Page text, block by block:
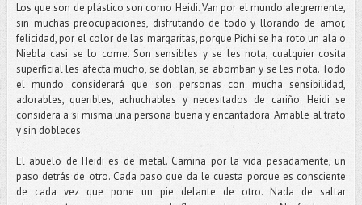
Los que son de plástico son como Heidi. Van por el mundo alegremente,
sin muchas preocupaciones, disfrutando de todo y llorando de amor,
felicidad, por el color de las margaritas, porque Pichi se ha roto un ala o
Niebla casi se lo come. Son sensibles y se les nota, cualquier cosita
superficial les afecta mucho, se doblan, se abomban y se les nota. Todo
el mundo considerará que son personas con mucha sensibilidad,
adorables, queribles, achuchables y necesitados de cariño. Heidi se
considera a sí misma una persona buena y encantadora. Amable al trato
y sin dobleces.
El abuelo de Heidi es de metal. Camina por la vida pesadamente, un
paso detrás de otro. Cada paso que da le cuesta porque es consciente
de cada vez que pone un pie delante de otro. Nada de saltar